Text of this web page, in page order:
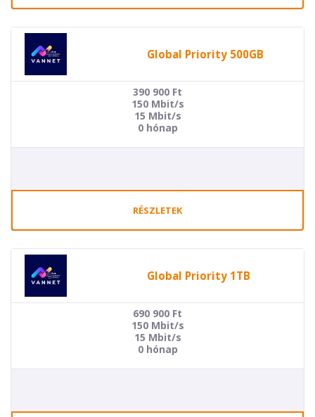
Global Priority 500GB
390 900 Ft
150 Mbit/s
15 Mbit/s
0 hónap
RÉSZLETEK
Global Priority 1TB
690 900 Ft
150 Mbit/s
15 Mbit/s
0 hónap